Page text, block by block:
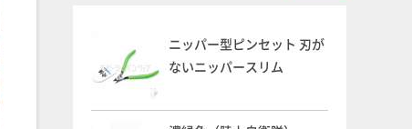
ニッパー型ピンセット 刃が
ないニッパースリム